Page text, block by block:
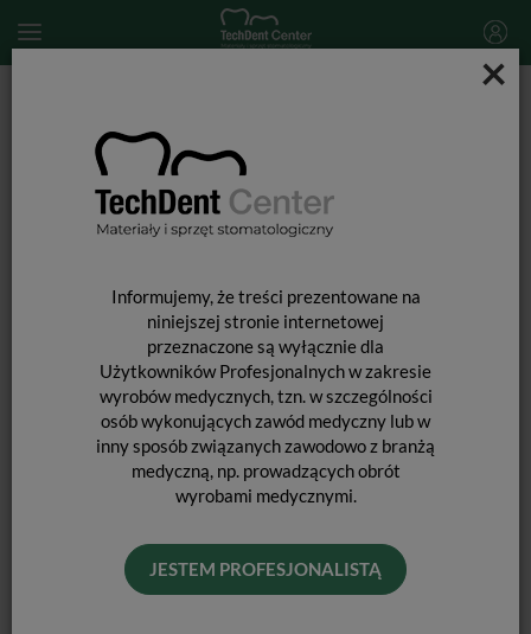
×
Informujemy, że treści prezentowane na
niniejszej stronie internetowej
przeznaczone są wyłącznie dla
Użytkowników Profesjonalnych w zakresie
wyrobów medycznych, tzn. w szczególności
osób wykonujących zawód medyczny lub w
inny sposób związanych zawodowo z branżą
medyczną, np. prowadzących obrót
wyrobami medycznymi.
JESTEM PROFESJONALISTĄ
Retract Cheek / Rozwierak do policzków / 2 szt.
RETRACT CHEEK / ROZWIERAK DO